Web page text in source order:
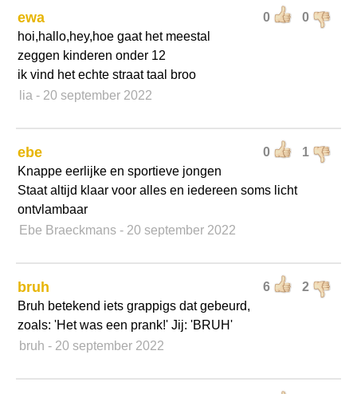
0 0
ewa
hoi,hallo,hey,hoe gaat het meestal
zeggen kinderen onder 12
ik vind het echte straat taal broo
lia - 20 september 2022
0 1
ebe
Knappe eerlijke en sportieve jongen
Staat altijd klaar voor alles en iedereen soms licht
ontvlambaar
Ebe Braeckmans - 20 september 2022
6 2
bruh
Bruh betekend iets grappigs dat gebeurd,
zoals: 'Het was een prank!' Jij: 'BRUH'
bruh - 20 september 2022